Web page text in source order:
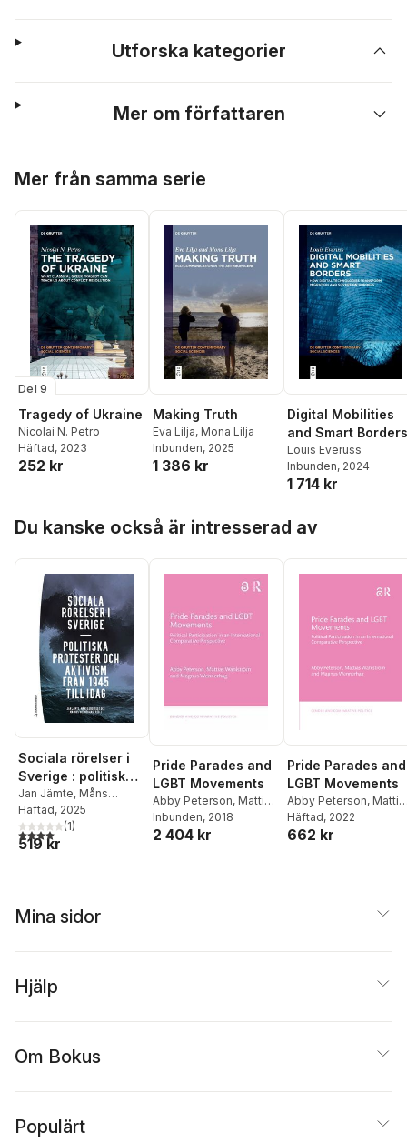
Utforska kategorier
Mer om författaren
Mer från samma serie
Del 9
Tragedy of Ukraine
Nicolai N. Petro
Häftad, 2023
252 kr
Making Truth
Eva Lilja, Mona Lilja
Inbunden, 2025
1 386 kr
Digital Mobilities
and Smart Borders
Louis Everuss
Inbunden, 2024
1 714 kr
Du kanske också är intresserad av
Sociala rörelser i
Sverige : politiska
protester och
aktivism från 1945
till i dag
Jan Jämte, Måns
Lundstedt,Magnus
Wennerhag
Edquist,
Håkan Thörn
Vergara Polanska
Svärd ,Katrin Uba
Häftad, 2025
4,0utav 5 stjärnor. Totalt antal röster:
(1)
519 kr
Pride Parades and
LGBT Movements
Abby Peterson, Mattias
Wahlström ,Magnus
Wennerhag
Inbunden, 2018
2 404 kr
Pride Parades and
LGBT Movements
Abby Peterson,
Wahlström,Magnus
Wennerhag
Häftad, 2022
662 kr
Mina sidor
Hjälp
Om Bokus
Populärt